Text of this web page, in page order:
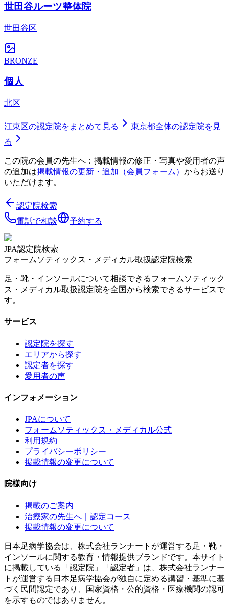
世田谷ルーツ整体院
世田谷区
BRONZE
個人
北区
江東区の認定院をまとめて見る 東京都全体の認定院を見
る
この院の会員の先生へ：掲載情報の修正・写真や愛用者の声
の追加は掲載情報の更新・追加（会員フォーム） からお送り
いただけます。
認定院検索
電話で相談
予約する
JPA認定院検索
フォームソティックス・メディカル取扱認定院検索
足・靴・インソールについて相談できるフォームソティック
ス・メディカル取扱認定院を全国から検索できるサービスで
す。
サービス
認定院を探す
エリアから探す
認定者を探す
愛用者の声
インフォメーション
JPAについて
フォームソティックス・メディカル公式
利用規約
プライバシーポリシー
掲載情報の変更について
院様向け
掲載のご案内
治療家の先生へ｜認定コース
掲載情報の変更について
日本足病学協会は、株式会社ランナートが運営する足・靴・
インソールに関する教育・情報提供ブランドです。本サイト
に掲載している「認定院」「認定者」は、株式会社ランナー
トが運営する日本足病学協会が独自に定める講習・基準に基
づく民間認定であり、国家資格・公的資格・医療機関の認可
を示すものではありません。